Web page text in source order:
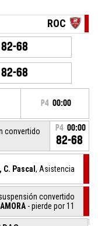
ROC
82-68
82-68
P4 00:00
convertido
P4 00:00
82-68
C. Pascal , Asistencia
convertido
- pierde por 11